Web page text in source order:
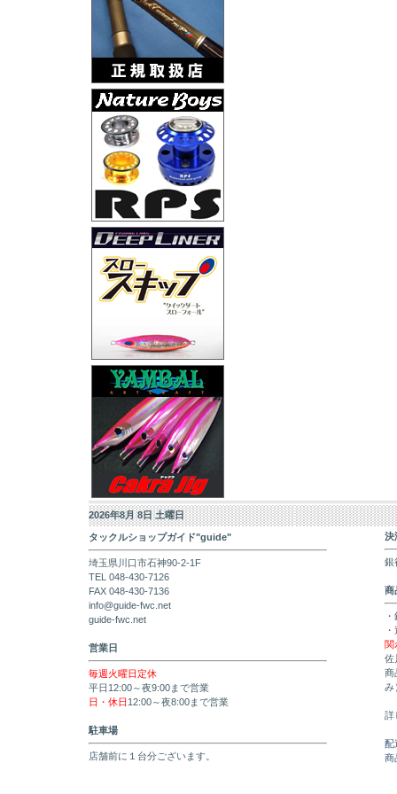
2026年8月 8日 土曜日
タックルショップガイド"guide"
埼玉県川口市石神90-2-1F
TEL 048-430-7126
FAX 048-430-7136
info@guide-fwc.net
guide-fwc.net
営業日
毎週火曜日定休
平日12:00～夜9:00まで営業
日・休日 12:00～夜8:00まで営業
駐車場
店舗前に１台分ございます。
決
銀
商
関
佐
商
み
詳
配
商